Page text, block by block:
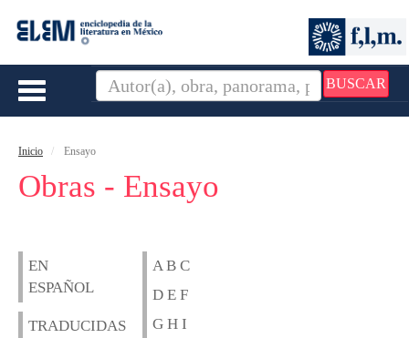
BUSCAR
Toggle
Inicio Ensayo
Obras - Ensayo
EN
ESPAÑOL
TRADUCIDAS
A B C
D E F
G H I